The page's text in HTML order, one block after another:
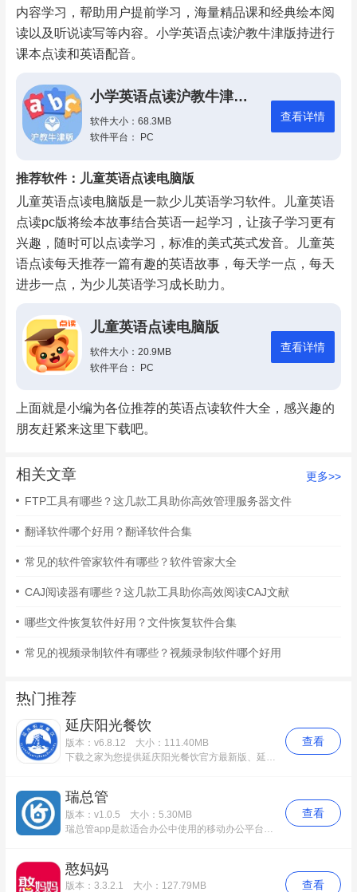
内容学习，帮助用户提前学习，海量精品课和经典绘本阅
读以及听说读写等内容。小学英语点读沪教牛津版持进行
课本点读和英语配音。
小学英语点读沪教牛津版电脑版
软件大小：68.3MB
软件平台： PC
查看详情
推荐软件：儿童英语点读电脑版
儿童英语点读电脑版是一款少儿英语学习软件。儿童英语
点读pc版将绘本故事结合英语一起学习，让孩子学习更有
兴趣，随时可以点读学习，标准的美式英式发音。儿童英
语点读每天推荐一篇有趣的英语故事，每天学一点，每天
进步一点，为少儿英语学习成长助力。
儿童英语点读电脑版
软件大小：20.9MB
软件平台： PC
查看详情
上面就是小编为各位推荐的英语点读软件大全，感兴趣的
朋友赶紧来这里下载吧。
相关文章
更多>>
FTP工具有哪些？这几款工具助你高效管理服务器文件
翻译软件哪个好用？翻译软件合集
常见的软件管家软件有哪些？软件管家大全
CAJ阅读器有哪些？这几款工具助你高效阅读CAJ文献
哪些文件恢复软件好用？文件恢复软件合集
常见的视频录制软件有哪些？视频录制软件哪个好用
热门推荐
延庆阳光餐饮
版本：v6.8.12
大小：111.40MB
下载之家为您提供延庆阳光餐饮官方最新版、延庆阳光餐饮app免费版等多个应用版本下载，该应用功能完善，使用起来简便快捷。更多延庆阳光餐饮安卓版历史版本，请到下载之家！
查看
瑞总管
版本：v1.0.5
大小：5.30MB
查看
憨妈妈
版本：3.3.2.1 大小：127.79MB 查看